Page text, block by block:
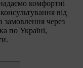
комфортні
від
замовлення через
по Україні,